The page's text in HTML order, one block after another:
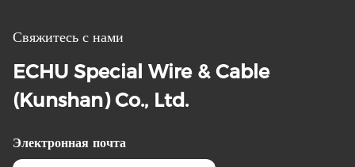
Свяжитесь с нами
ECHU Special Wire & Cable
(Kunshan) Co., Ltd.
Электронная почта